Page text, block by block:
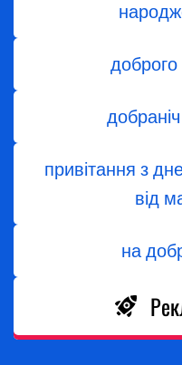
доброго
привітання з
від
на